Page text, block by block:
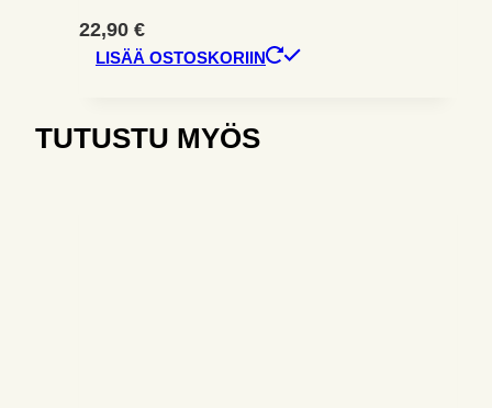
22,90 €
LISÄÄ OSTOSKORIIN
TUTUSTU MYÖS